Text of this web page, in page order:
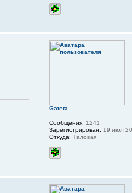
Gateta
Сообщения: 1241
Зарегистрирован: 19 июл
Откуда: Таловая